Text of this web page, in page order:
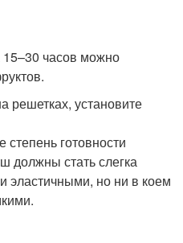
15–30 часов можно
решетках, установите
готовности
должны стать слегка
эластичными, но ни в коем